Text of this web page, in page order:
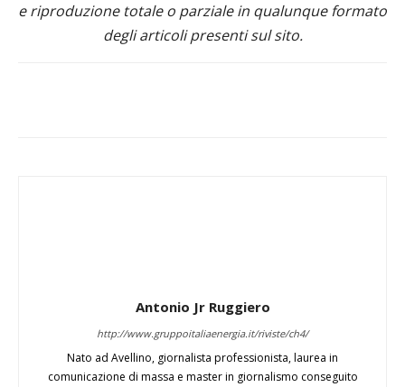
e riproduzione totale o parziale in qualunque formato
degli articoli presenti sul sito.
Antonio Jr Ruggiero
http://www.gruppoitaliaenergia.it/riviste/ch4/
Nato ad Avellino, giornalista professionista, laurea in
comunicazione di massa e master in giornalismo conseguito